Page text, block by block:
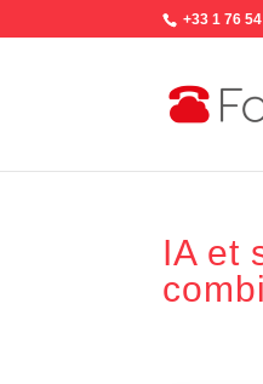
+33 1 76
IA et